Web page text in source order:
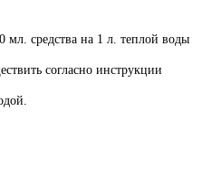
мл. средства на 1 л. теплой воды
согласно инструкции